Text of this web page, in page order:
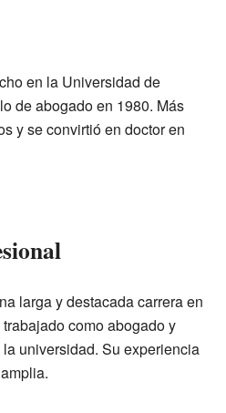
en la Universidad de
de abogado en 1980. Más
y se convirtió en doctor en
larga y destacada carrera en
como abogado y
universidad. Su experiencia